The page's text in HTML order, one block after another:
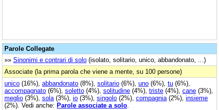
Parole Collegate
»» Sinonimi e contrari di solo (isolato, solitario, unico, abbandonato, ...)
Associate (la prima parola che viene a mente, su 100 persone)
unico (16%), abbandonato (8%), solitario (6%), uno (6%), tu (6%),
accompagnato (6%), soletto (4%), solitudine (4%), triste (4%), cane (3%),
meglio (3%), sola (3%), io (3%), singolo (2%), compagnia (2%), insieme
(2%). Vedi anche: Parole associate a solo